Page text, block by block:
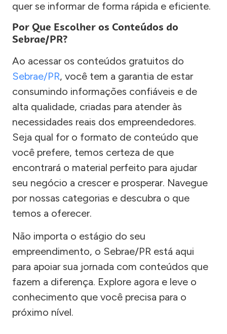
quer se informar de forma rápida e eficiente.
Por Que Escolher os Conteúdos do
Sebrae/PR?
Ao acessar os conteúdos gratuitos do
Sebrae/PR, você tem a garantia de estar
consumindo informações confiáveis e de
alta qualidade, criadas para atender às
necessidades reais dos empreendedores.
Seja qual for o formato de conteúdo que
você prefere, temos certeza de que
encontrará o material perfeito para ajudar
seu negócio a crescer e prosperar. Navegue
por nossas categorias e descubra o que
temos a oferecer.
Não importa o estágio do seu
empreendimento, o Sebrae/PR está aqui
para apoiar sua jornada com conteúdos que
fazem a diferença. Explore agora e leve o
conhecimento que você precisa para o
próximo nível.